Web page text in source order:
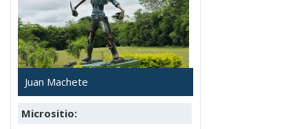
Juan Machete
Micrositio: